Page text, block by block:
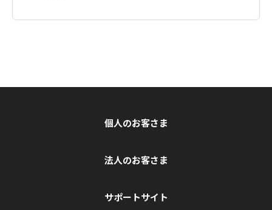
個人のお客さま
法人のお客さま
サポートサイト